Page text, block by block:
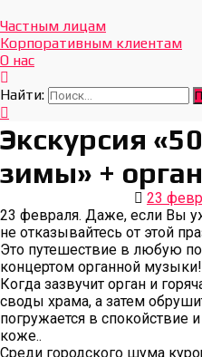
Отдых Без
Эксклюзивные экскурсии по
Частным лицам
Корпоративным клиентам
О нас
Найти:
Экскурсия
зимы» + орган
23
23 февраля. Даже, если Вы
не отказывайтесь от этой
Это путешествие в любую
концертом органной
Когда зазвучит орган и
своды храма, а затем
погружается в
коже..
Среди городского шума